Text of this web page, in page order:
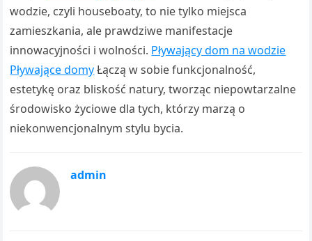
wodzie, czyli houseboaty, to nie tylko miejsca
zamieszkania, ale prawdziwe manifestacje
innowacyjności i wolności. Pływający dom na wodzie
Pływające domyŁączą w sobie funkcjonalność,
estetykę oraz bliskość natury, tworząc niepowtarzalne
środowisko życiowe dla tych, którzy marzą o
niekonwencjonalnym stylu bycia.
admin